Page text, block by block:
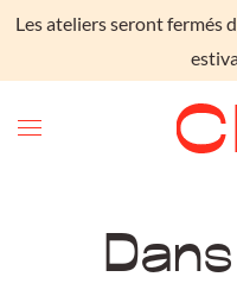
Les ateliers seront fermés
Skip to main content